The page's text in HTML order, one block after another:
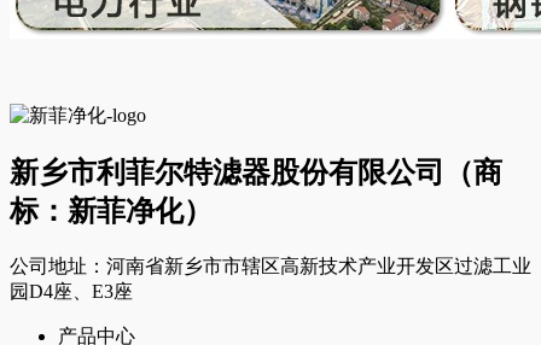
新乡市利菲尔特滤器股份有限公司（商
标：新菲净化）
公司地址：河南省新乡市市辖区高新技术产业开发区过滤工业
园D4座、E3座
产品中心